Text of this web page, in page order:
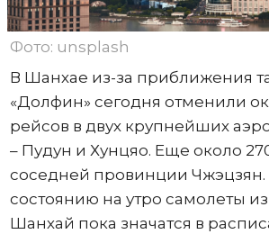
Фото: unsplash
В Шанхае из-за приближения
«Долфин» сегодня отменили
рейсов в двух крупнейших
– Пудун и Хунцяо. Еще около
соседней провинции
состоянию на утро самолеты
Шанхай пока значатся в